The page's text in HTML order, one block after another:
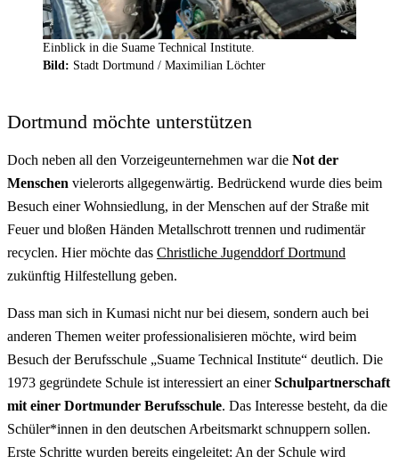
Einblick in die Suame Technical Institute.
Bild: Stadt Dortmund / Maximilian Löchter
Dortmund möchte unterstützen
Doch neben all den Vorzeigeunternehmen war die Not der
Menschen vielerorts allgegenwärtig. Bedrückend wurde dies beim
Besuch einer Wohnsiedlung, in der Menschen auf der Straße mit
Feuer und bloßen Händen Metallschrott trennen und rudimentär
recyclen. Hier möchte das Christliche Jugenddorf Dortmund
zukünftig Hilfestellung geben.
Dass man sich in Kumasi nicht nur bei diesem, sondern auch bei
anderen Themen weiter professionalisieren möchte, wird beim
Besuch der Berufsschule „Suame Technical Institute“ deutlich. Die
1973 gegründete Schule ist interessiert an einerSchulpartnerschaft
mit einer Dortmunder Berufsschule. Das Interesse besteht, da die
Schüler*innen in den deutschen Arbeitsmarkt schnuppern sollen.
Erste Schritte wurden bereits eingeleitet: An der Schule wird